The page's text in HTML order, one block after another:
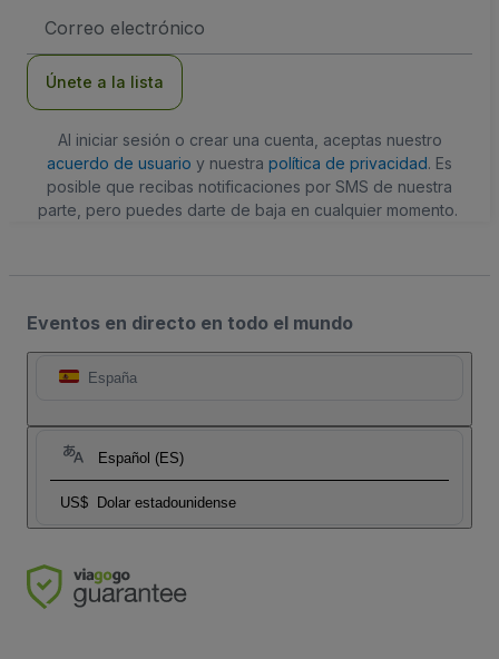
de
Únete a la lista
Al iniciar sesión o crear una cuenta, aceptas nuestro
acuerdo de usuario y nuestra política de privacidad. Es
posible que recibas notificaciones por SMS de nuestra
parte, pero puedes darte de baja en cualquier momento.
Eventos en directo en todo el mundo
España
Español (ES)
US$ Dolar estadounidense